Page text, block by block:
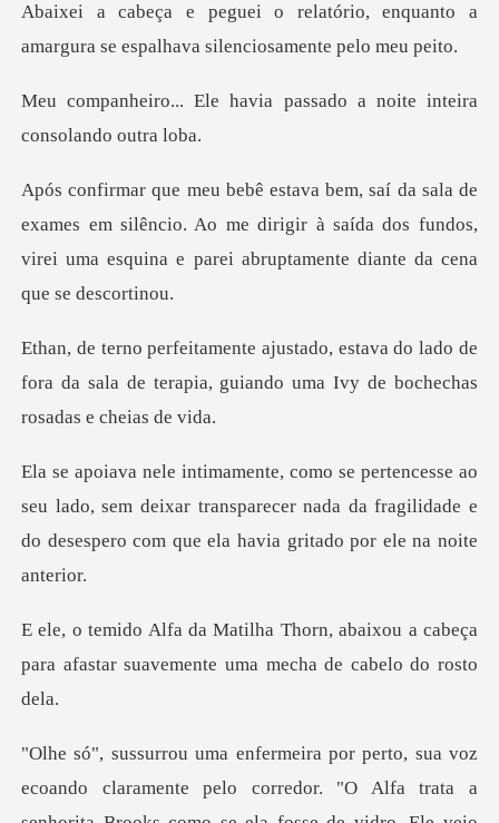
rio, enquanto a
amargura se espalh
via passado a noite intei
em silêncio. Ao me dirigir à saída dos fundos,
virei uma esq
do lado de
fora da sala de terapia, guiando u
lado, sem deixar transparecer nada da fragilidade e
do des
abaixou a cabeça
para afastar suaveme
orredor. "O Alfa trata a